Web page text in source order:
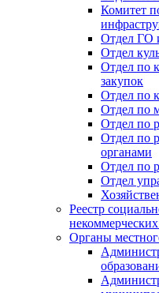
Комитет
Отдел ГО
Отдел
Отдел по
закупок
Отдел по
Отдел по
Отдел по
Отдел по
органами
Отдел по
Отдел
Реестр
Органы